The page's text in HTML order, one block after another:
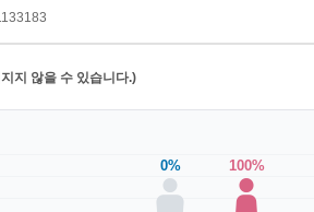
지 않을 수 있습니다.)
0% 100%